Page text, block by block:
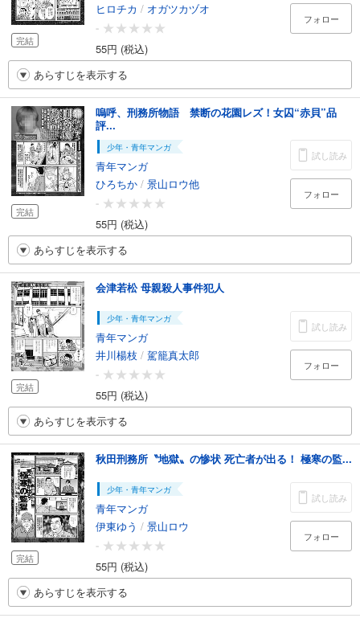
完結
ヒロチカ / オガツカヅオ
-
55円 (税込)
フォロー
あらすじを表示する
完結
嗚呼、刑務所物語 禁断の花園レズ！女囚“赤貝”品
評...
少年・青年マンガ
青年マンガ
ひろちか / 景山ロウ他
-
55円 (税込)
試し読み
フォロー
あらすじを表示する
完結
会津若松 母親殺人事件犯人
少年・青年マンガ
青年マンガ
井川楊枝 / 駕籠真太郎
-
55円 (税込)
試し読み
フォロー
あらすじを表示する
完結
秋田刑務所〝地獄〟の惨状 死亡者が出る！ 極寒の監...
少年・青年マンガ
青年マンガ
伊東ゆう / 景山ロウ
-
55円 (税込)
試し読み
フォロー
あらすじを表示する